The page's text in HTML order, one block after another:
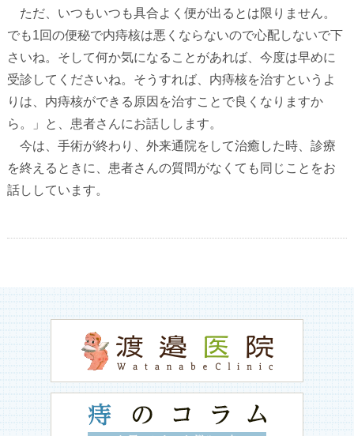
ただ、いつもいつも具合よく便が出るとは限りません。
でも1回の便秘で内痔核は悪くならないので心配しないで下
さいね。そして何か気になることがあれば、今度は早めに
受診してくださいね。そうすれば、内痔核を治すというよ
りは、内痔核ができる原因を治すことで良くなりますか
ら。」と、患者さんにお話しします。
今は、手術が終わり、外来通院をして治癒した時、診療
を終えるときに、患者さんの質問がなくても同じことをお
話ししています。